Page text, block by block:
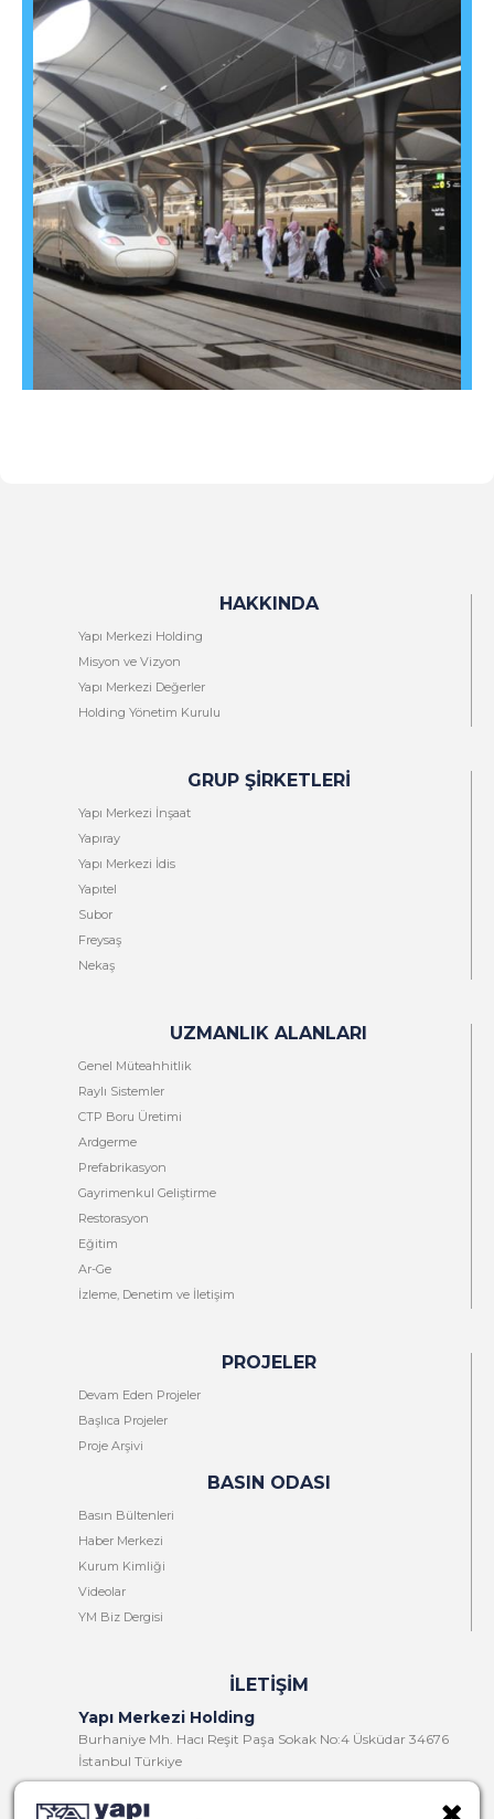
HAKKINDA
Yapı Merkezi Holding
Misyon ve Vizyon
Yapı Merkezi Değerler
Holding Yönetim Kurulu
GRUP ŞIRKETLERI
Yapı Merkezi İnşaat
Yapıray
Yapı Merkezi İdis
Yapıtel
Subor
Freysaş
Nekaş
UZMANLIK ALANLARI
Genel Müteahhitlik
Raylı Sistemler
CTP Boru Üretimi
Ardgerme
Prefabrikasyon
Gayrimenkul Geliştirme
Restorasyon
Eğitim
Ar-Ge
İzleme, Denetim ve İletişim
PROJELER
Devam Eden Projeler
Başlıca Projeler
Proje Arşivi
BASIN ODASI
Basın Bültenleri
Haber Merkezi
Kurum Kimliği
Videolar
YM Biz Dergisi
İLETIŞIM
Yapı Merkezi Holding
Burhaniye Mh. Hacı Reşit Paşa Sokak No:4 Üsküdar 34676
İstanbul Türkiye
T: +90 216 321 90 00